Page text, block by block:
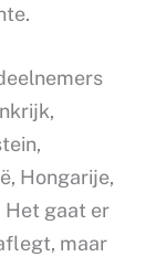
Hongarije,
Het gaat er
maar